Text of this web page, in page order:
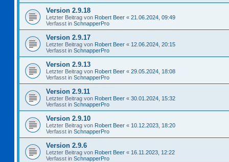
Version 2.9.18
Letzter Beitrag von Robert Beer « 21.06.2024, 09:49
Verfasst in SchnapperPro
Version 2.9.17
Letzter Beitrag von Robert Beer « 12.06.2024, 20:15
Verfasst in SchnapperPro
Version 2.9.13
Letzter Beitrag von Robert Beer « 29.05.2024, 18:08
Verfasst in SchnapperPro
Version 2.9.11
Letzter Beitrag von Robert Beer « 30.01.2024, 15:32
Verfasst in SchnapperPro
Version 2.9.10
Letzter Beitrag von Robert Beer « 10.12.2023, 18:20
Verfasst in SchnapperPro
Version 2.9.6
Letzter Beitrag von Robert Beer « 16.11.2023, 12:22
Verfasst in SchnapperPro